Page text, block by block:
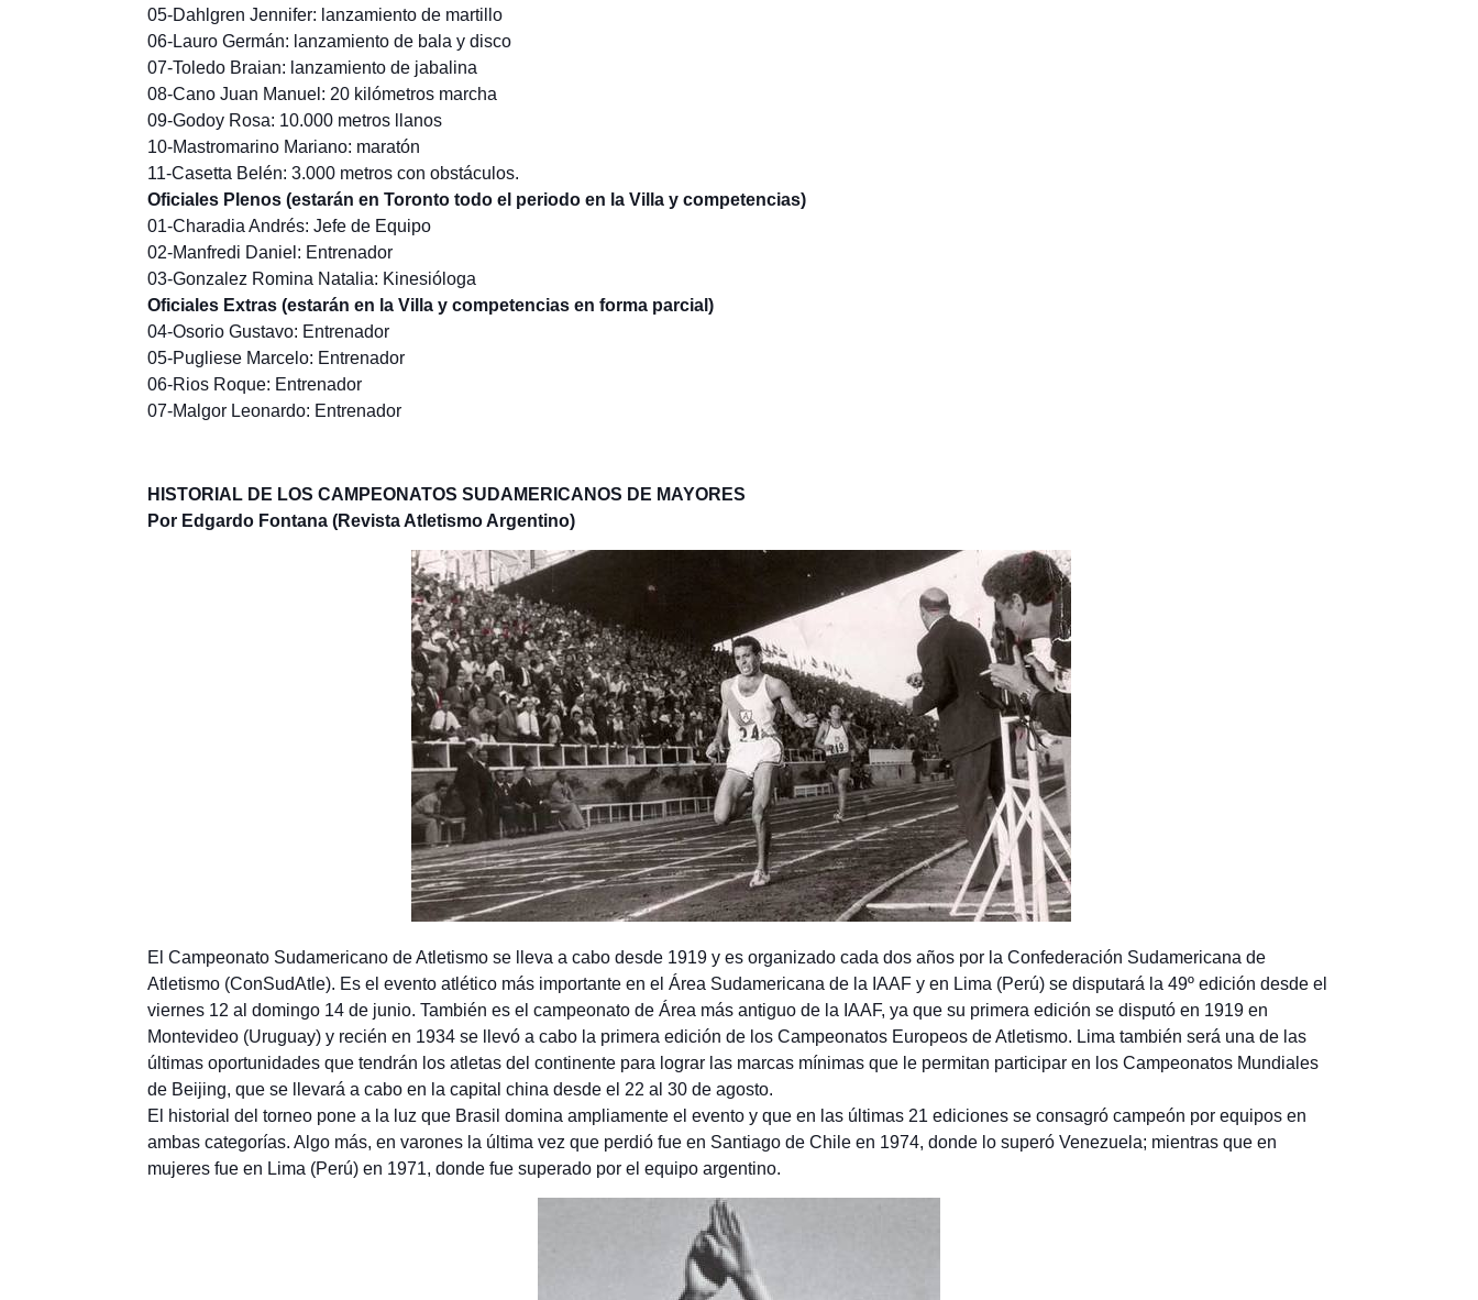
05-Dahlgren Jennifer: lanzamiento de martillo
06-Lauro Germán: lanzamiento de bala y disco
07-Toledo Braian: lanzamiento de jabalina
08-Cano Juan Manuel: 20 kilómetros marcha
09-Godoy Rosa: 10.000 metros llanos
10-Mastromarino Mariano: maratón
11-Casetta Belén: 3.000 metros con obstáculos.
Oficiales Plenos (estarán en Toronto todo el periodo en la Villa y competencias)
01-Charadia Andrés: Jefe de Equipo
02-Manfredi Daniel: Entrenador
03-Gonzalez Romina Natalia: Kinesióloga
Oficiales Extras (estarán en la Villa y competencias en forma parcial)
04-Osorio Gustavo: Entrenador
05-Pugliese Marcelo: Entrenador
06-Rios Roque: Entrenador
07-Malgor Leonardo: Entrenador
HISTORIAL DE LOS CAMPEONATOS SUDAMERICANOS DE MAYORES
Por Edgardo Fontana (Revista Atletismo Argentino)
El Campeonato Sudamericano de Atletismo se lleva a cabo desde 1919 y es organizado cada dos años por la Confederación Sudamericana de
Atletismo (ConSudAtle). Es el evento atlético más importante en el Área Sudamericana de la IAAF y en Lima (Perú) se disputará la 49º edición desde el
viernes 12 al domingo 14 de junio. También es el campeonato de Área más antiguo de la IAAF, ya que su primera edición se disputó en 1919 en
Montevideo (Uruguay) y recién en 1934 se llevó a cabo la primera edición de los Campeonatos Europeos de Atletismo. Lima también será una de las
últimas oportunidades que tendrán los atletas del continente para lograr las marcas mínimas que le permitan participar en los Campeonatos Mundiales
de Beijing, que se llevará a cabo en la capital china desde el 22 al 30 de agosto.
El historial del torneo pone a la luz que Brasil domina ampliamente el evento y que en las últimas 21 ediciones se consagró campeón por equipos en
ambas categorías. Algo más, en varones la última vez que perdió fue en Santiago de Chile en 1974, donde lo superó Venezuela; mientras que en
mujeres fue en Lima (Perú) en 1971, donde fue superado por el equipo argentino.